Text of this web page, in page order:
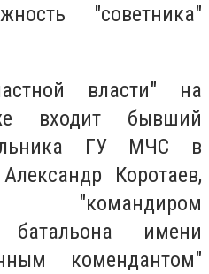
"советника"
власти" на
входит бывший
ГУ МЧС в
Коротаев,
"командиром
батальона имени
комендантом"